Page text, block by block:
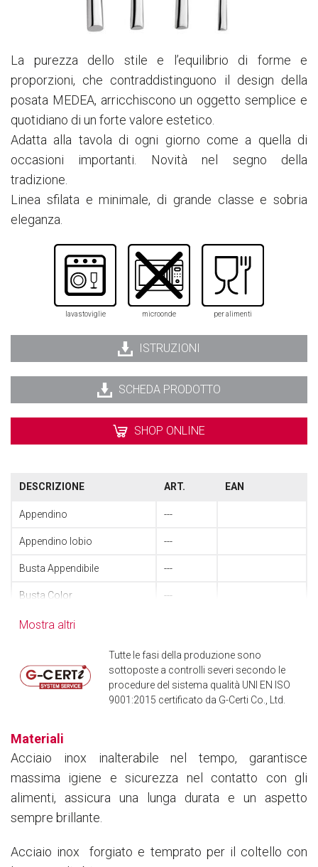
La purezza dello stile e l’equilibrio di forme e
proporzioni, che contraddistinguono il design della
posata MEDEA, arricchiscono un oggetto semplice e
quotidiano di un forte valore estetico.
Adatta alla tavola di ogni giorno come a quella di
occasioni importanti. Novità nel segno della
tradizione.
Linea sfilata e minimale, di grande classe e sobria
eleganza.
lavastoviglie microonde per alimenti
ISTRUZIONI
SCHEDA PRODOTTO
SHOP ONLINE
DESCRIZIONE ART. EAN
Appendino ---
Appendino Iobio ---
Busta Appendibile ---
Busta Color ---
Cucchiaio tavola
51114020
Coltello tavola forgiato 51114040 8004740114401
51114060 8004740114609
Cucchiaino moka 51114090 8004740114906
Cucchiaino caffè medio 51114095 8004740114951
Forchettina dolce
Mostra altri
Tutte le fasi della produzione sono
sottoposte a controlli severi secondo le
procedure del sistema qualità UNI EN ISO
9001:2015 certificato da G-Certi Co., Ltd.
Materiali
Acciaio inox inalterabile nel tempo, garantisce
massima igiene e sicurezza nel contatto con gli
alimenti, assicura una lunga durata e un aspetto
sempre brillante.
Acciaio inox forgiato e temprato per il coltello con